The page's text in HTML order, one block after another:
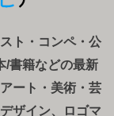
ト・コンペ・ 公
/書籍などの最新
ート・美術・芸
ザイン、ロゴマ